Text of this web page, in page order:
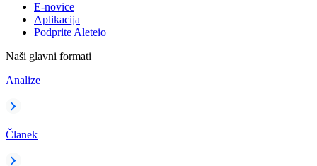
E-novice
Aplikacija
Podprite Aleteio
Naši glavni formati
Analize
Članek